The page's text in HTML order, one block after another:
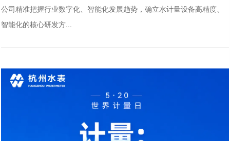
公司精准把握行业数字化、智能化发展趋势，确立水计量设备高精度、
智能化的核心研发方...